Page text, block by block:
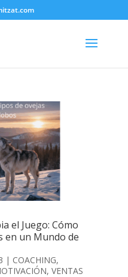
el Juego: Cómo
en un Mundo de
| COACHING,
, VENTAS